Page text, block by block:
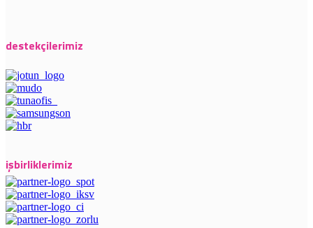
destekçilerimiz
işbirliklerimiz